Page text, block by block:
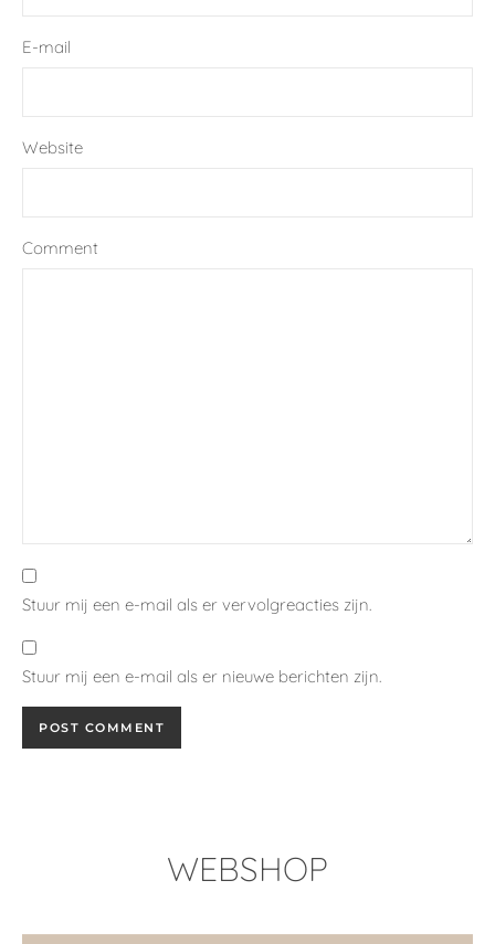
E-mail
Website
Comment
Stuur mij een e-mail als er vervolgreacties zijn.
Stuur mij een e-mail als er nieuwe berichten zijn.
WEBSHOP